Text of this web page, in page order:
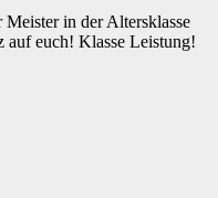
in der Altersklasse
euch! Klasse Leistung!